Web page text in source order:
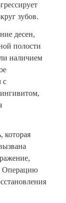
зубов.
десен,
полости
наличием
с
которая
Операцию